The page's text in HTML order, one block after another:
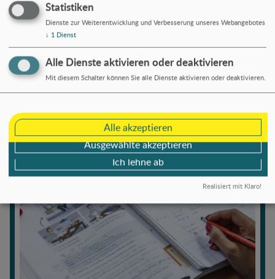
Unsere Sprachkurse können Sie als Einzelperson oder
als Unternehmen buchen. Sprache, Umfang des
Unterrichts, Unterrichtszeiten und das Lerntempo
legen Sie fest.
Mehr erfahren
Statistiken
Dienste zur Weiterentwicklung und Verbesserung unseres Webangebotes
↓ 1 Dienst
Alle Dienste aktivieren oder deaktivieren
Mit diesem Schalter können Sie alle Dienste aktivieren oder deaktivieren.
Ich lehne ab
Ausgewählte akzeptieren
Alle akzeptieren
Realisiert mit Klaro!